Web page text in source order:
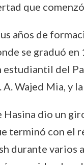
que
años de
se graduó
estudiantil del
Wajed Mia, y
Hasina dio un
terminó con el
durante varios